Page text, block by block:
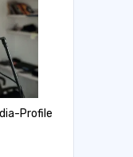
Profile